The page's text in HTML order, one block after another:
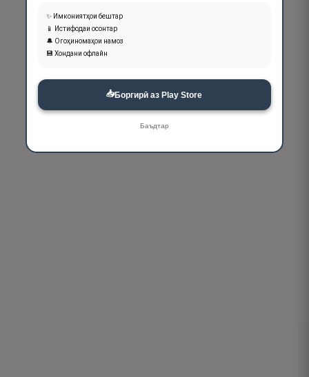
✨ Имкониятҳои бештар
📱 Истифодаи осонтар
🔔 Огоҳиномаҳои намоз
💾 Хондани офлайн
📥Боргирӣ аз Play Store
Баъдтар